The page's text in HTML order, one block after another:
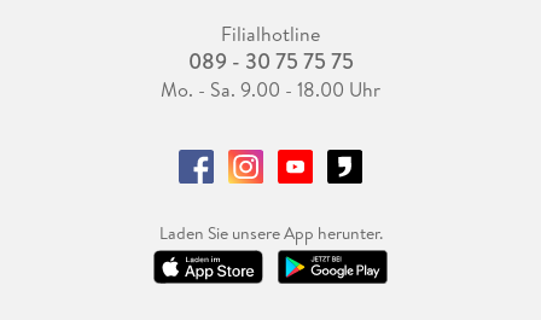
Filialhotline
089 - 30 75 75 75
Mo. - Sa. 9.00 - 18.00 Uhr
Laden Sie unsere App herunter.